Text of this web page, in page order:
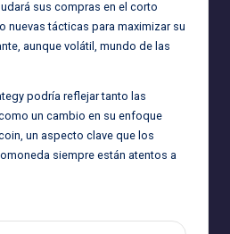
sus compras en el corto
nuevas tácticas para maximizar su
aunque volátil, mundo de las
podría reflejar tanto las
un cambio en su enfoque
un aspecto clave que los
siempre están atentos a